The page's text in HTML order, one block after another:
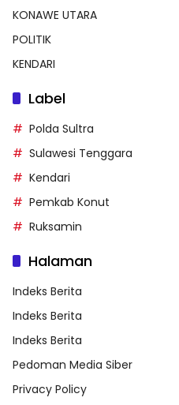
KONAWE UTARA
POLITIK
KENDARI
Label
Polda Sultra
Sulawesi Tenggara
Kendari
Pemkab Konut
Ruksamin
Halaman
Indeks Berita
Indeks Berita
Indeks Berita
Pedoman Media Siber
Privacy Policy